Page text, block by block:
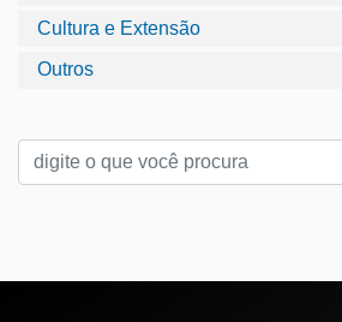
Cultura e Extensão
Outros